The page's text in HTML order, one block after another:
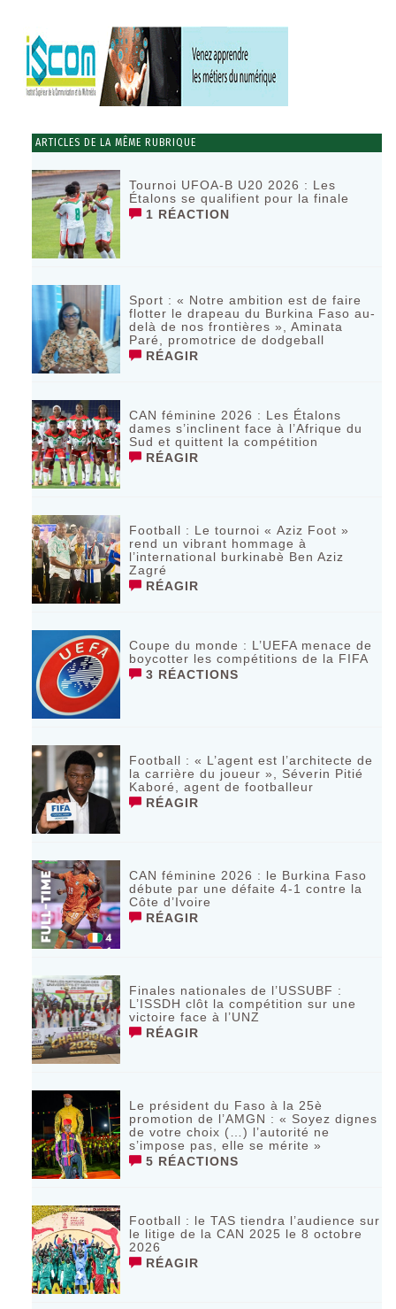
ARTICLES DE LA MÊME RUBRIQUE
Tournoi UFOA-B U20 2026 : Les
Étalons se qualifient pour la finale
1 RÉACTION
Sport : « Notre ambition est de faire
flotter le drapeau du Burkina Faso au-
delà de nos frontières », Aminata
Paré, promotrice de dodgeball
RÉAGIR
CAN féminine 2026 : Les Étalons
dames s’inclinent face à l’Afrique du
Sud et quittent la compétition
RÉAGIR
Football : Le tournoi « Aziz Foot »
rend un vibrant hommage à
l’international burkinabè Ben Aziz
Zagré
RÉAGIR
Coupe du monde : L’UEFA menace de
boycotter les compétitions de la FIFA
3 RÉACTIONS
Football : « L’agent est l’architecte de
la carrière du joueur », Séverin Pitié
Kaboré, agent de footballeur
RÉAGIR
CAN féminine 2026 : le Burkina Faso
débute par une défaite 4-1 contre la
Côte d’Ivoire
RÉAGIR
Finales nationales de l’USSUBF :
L’ISSDH clôt la compétition sur une
victoire face à l’UNZ
RÉAGIR
Le président du Faso à la 25è
promotion de l’AMGN : « Soyez dignes
de votre choix (…) l’autorité ne
s’impose pas, elle se mérite »
5 RÉACTIONS
Football : le TAS tiendra l’audience sur
le litige de la CAN 2025 le 8 octobre
2026
RÉAGIR